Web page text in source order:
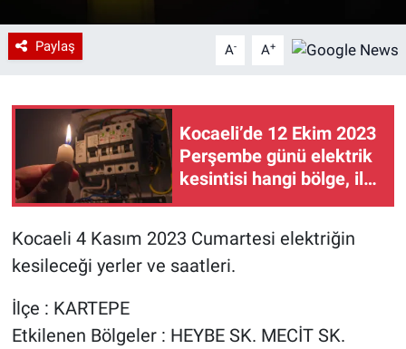
Paylaş A- A+
Kocaeli’de 12 Ekim 2023
Perşembe günü elektrik
kesintisi hangi bölge, ilçe
Kocaeli 4 Kasım 2023 Cumartesi elektriğin
kesileceği yerler ve saatleri.
İlçe : KARTEPE
Etkilenen Bölgeler : HEYBE SK. MECİT SK.